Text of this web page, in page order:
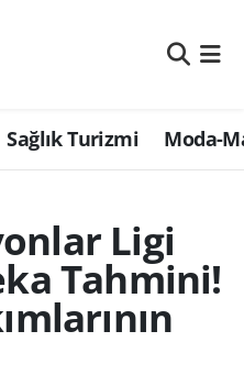
Sağlık Turizmi Moda-
Ligi
Tahmini!
Durumu ve Fikstür